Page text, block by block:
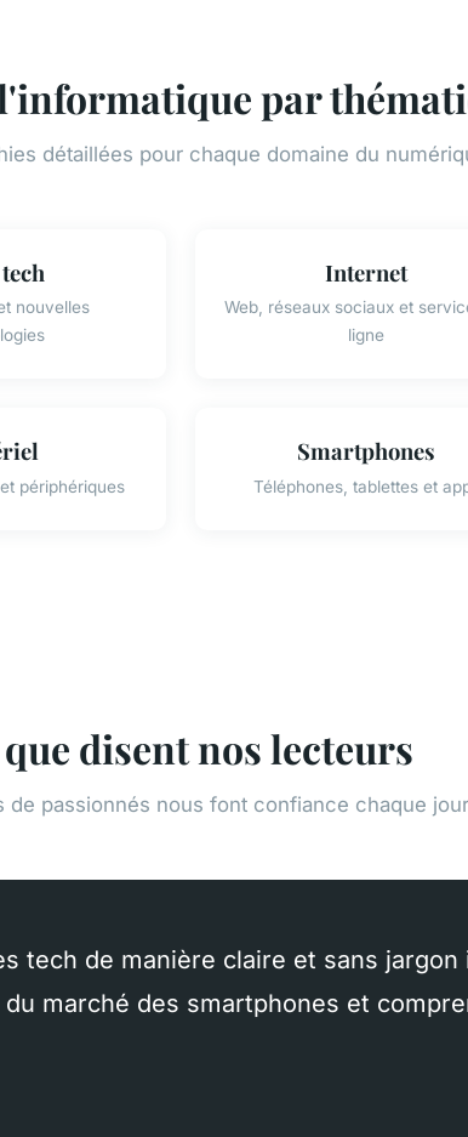
par
détaillées pour chaque domaine du
nouvelles
Internet
Web, réseaux sociaux et
ligne
périphériques
Smartphones
Téléphones, tablettes et
que disent nos lecteurs
de passionnés nous font confiance chaque jour
tech de manière claire et sans
marché des smartphones et